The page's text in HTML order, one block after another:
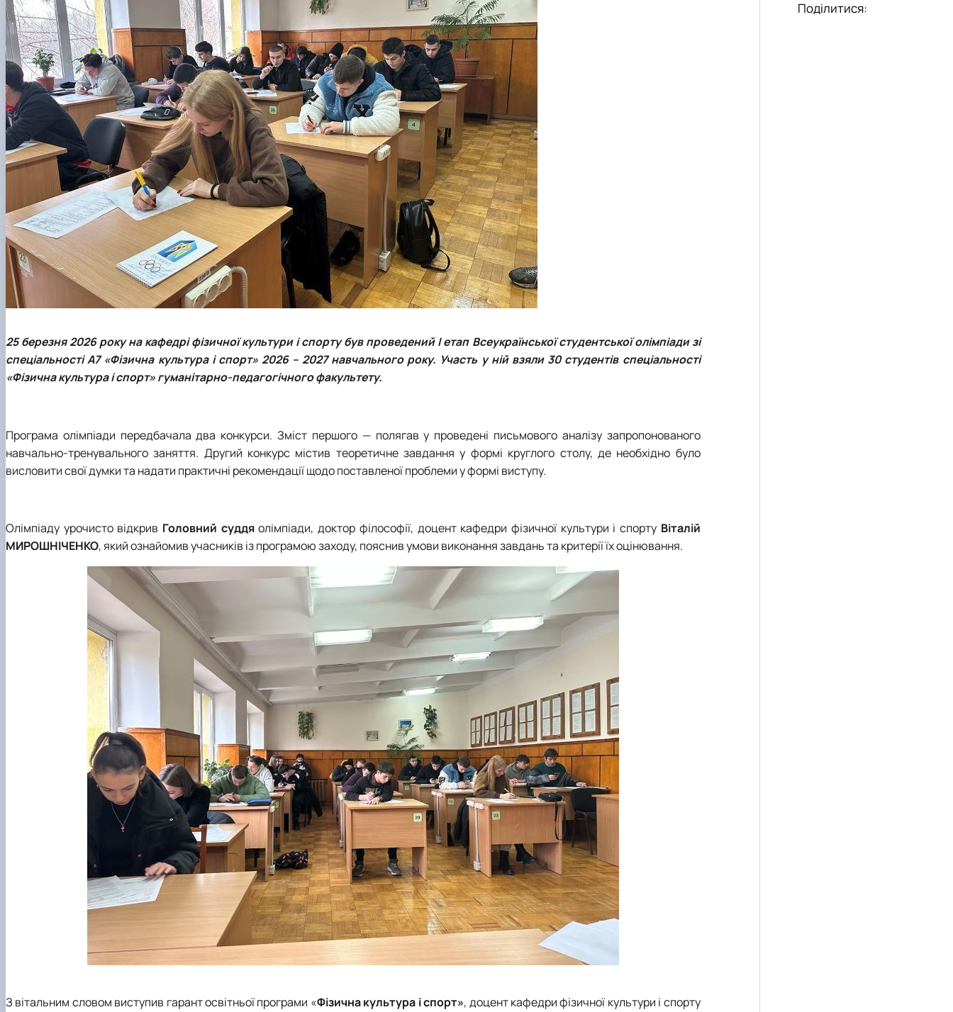
25 березня 2026 року на кафедрі фізичної культури і спорту був проведений І етап Всеукраїнської студентської олімпіади зі
спеціальності А7 «Фізична культура і спорт» 2026 – 2027 навчального року. Участь у ній взяли 30 студентів спеціальності
«Фізична культура і спорт» гуманітарно-педагогічного факультету.
Програма олімпіади передбачала два конкурси. Зміст першого — полягав у проведені письмового аналізу запропонованого
навчально-тренувального заняття. Другий конкурс містив теоретичне завдання у формі круглого столу, де необхідно було
висловити свої думки та надати практичні рекомендації щодо поставленої проблеми у формі виступу.
Олімпіаду урочисто відкрив Головний суддяолімпіади, доктор філософії, доцент кафедри фізичної культури і спорту Віталій
МИРОШНІЧЕНКО, який ознайомив учасників із програмою заходу, пояснив умови виконання завдань та критерії їх оцінювання.
З вітальним словом виступив гарант освітньої програми «Фізична культура і спорт», доцент кафедри фізичної культури і спорту
Поділитися: